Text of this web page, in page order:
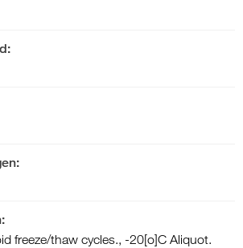
freeze/thaw cycles., -20[o]C Aliquot.